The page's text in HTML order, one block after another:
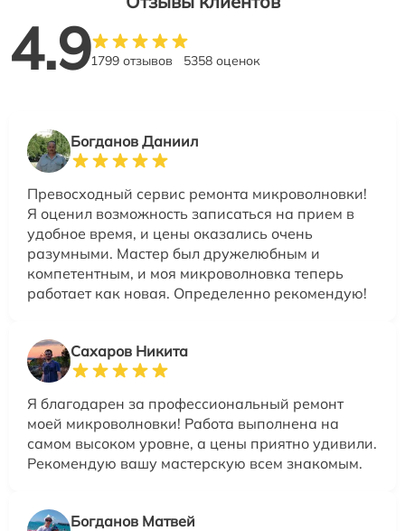
4.91799 отзывов 5358 оценок
Богданов Даниил
Превосходный сервис ремонта микроволновки!
Я оценил возможность записаться на прием в
удобное время, и цены оказались очень
разумными. Мастер был дружелюбным и
компетентным, и моя микроволновка теперь
работает как новая. Определенно рекомендую!
Сахаров Никита
Я благодарен за профессиональный ремонт
моей микроволновки! Работа выполнена на
самом высоком уровне, а цены приятно удивили.
Рекомендую вашу мастерскую всем знакомым.
Богданов Матвей